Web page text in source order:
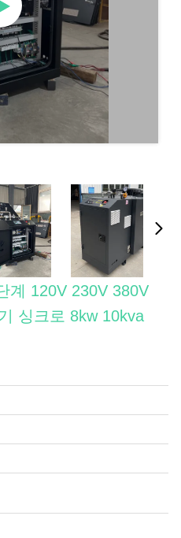
계 120V 230V 380V
싱크로 8kw 10kva